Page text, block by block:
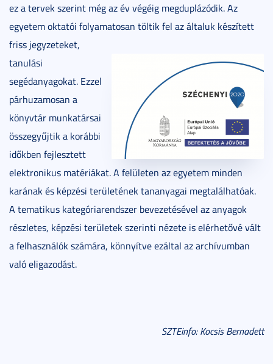
ez a tervek szerint még az év végéig megduplázódik. Az
egyetem oktatói folyamatosan töltik fel az általuk készített
friss jegyzeteket,
tanulási
segédanyagokat. Ezzel
párhuzamosan a
könyvtár munkatársai
összegyűjtik a korábbi
időkben fejlesztett
elektronikus matériákat. A felületen az egyetem minden
karának és képzési területének tananyagai megtalálhatóak.
A tematikus kategóriarendszer bevezetésével az anyagok
részletes, képzési területek szerinti nézete is elérhetővé vált
a felhasználók számára, könnyítve ezáltal az archívumban
való eligazodást.
SZTEinfo: Kocsis Bernadett